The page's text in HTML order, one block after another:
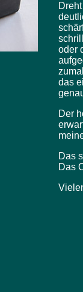
oder
das
Der
Das
Das